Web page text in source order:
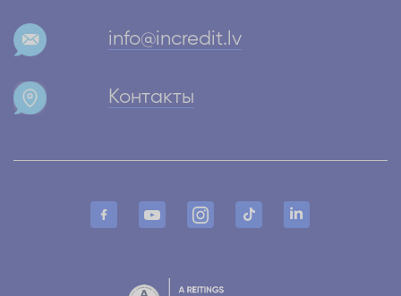
info@incredit.lv
Контакты